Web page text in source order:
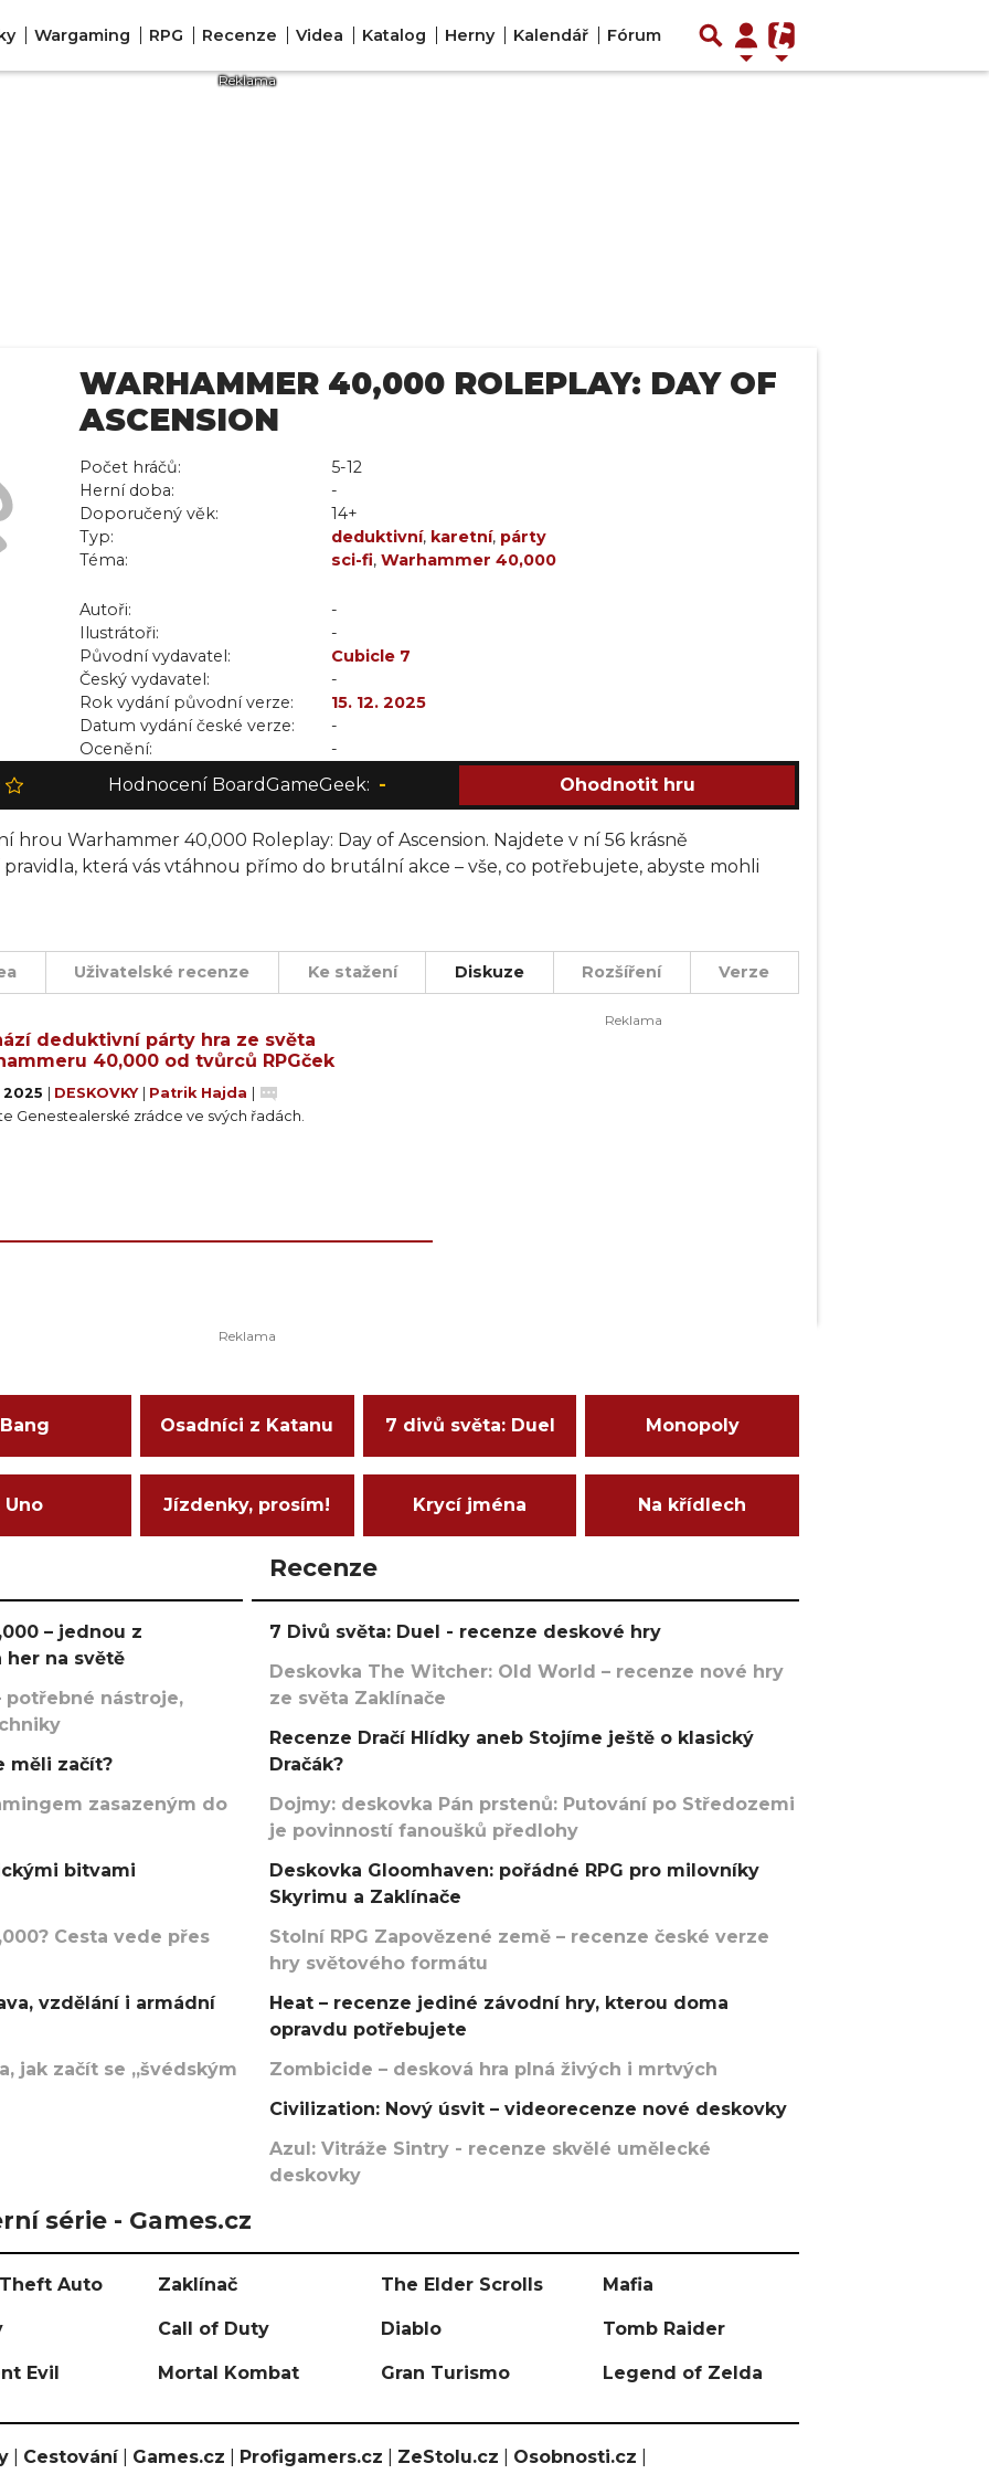
Wargaming RPG Recenze Videa Katalog Herny Kalendář Fórum
WARHAMMER 40,000 ROLEPLAY: DAY OF
ASCENSION
Počet hráčů:
5-12
Herní doba:
-
Doporučený věk:
14+
Typ:
deduktivní, karetní, párty
Téma:
sci-fi, Warhammer 40,000
Autoři:
-
Ilustrátoři:
-
Původní vydavatel:
Cubicle 7
Český vydavatel:
-
Rok vydání původní verze:
15. 12. 2025
Datum vydání české verze:
-
Ocenění:
-
Hodnocení BoardGameGeek: - Ohodnotit hru
hrou Warhammer 40,000 Roleplay: Day of Ascension. Najdete v ní 56 krásně
která vás vtáhnou přímo do brutální akce – vše, co potřebujete, abyste mohli
hra, určená pro 5–12 hráčů ve věku od 14 let, vás vyzývá, abyste odhalili zrádce skryté v
polibek a zničit loajalisty. Použijte karty osudu a speciální role, abyste zvrátili průběh
své soupeře. Každá hra nabízí nové intriky – přidejte jedinečné role, jako je Astropath,
nebo Magos Biologis, který může nahlížet do tajemství jiných hráčů, aby každá hra byla
Uživatelské recenze Ke stažení Diskuze Rozšíření Verze
deduktivní párty hra ze světa
40,000 od tvůrců RPGček
2025 DESKOVKY Patrik Hajda
Genestealerské zrádce ve svých řadách.
Bang Osadníci z Katanu 7 divů světa: Duel Monopoly
Uno Jízdenky, prosím! Krycí jména Na křídlech
– jednou z
na světě
potřebné nástroje,
měli začít?
zasazeným do
bitvami
Cesta vede přes
vzdělání i armádní
jak začít se „švédským
Recenze
7 Divů světa: Duel - recenze deskové hry
Deskovka The Witcher: Old World – recenze nové hry
ze světa Zaklínače
Recenze Dračí Hlídky aneb Stojíme ještě o klasický
Dračák?
Dojmy: deskovka Pán prstenů: Putování po Středozemi
je povinností fanoušků předlohy
Deskovka Gloomhaven: pořádné RPG pro milovníky
Skyrimu a Zaklínače
Stolní RPG Zapovězené země – recenze české verze
hry světového formátu
Heat – recenze jediné závodní hry, kterou doma
opravdu potřebujete
Zombicide – desková hra plná živých i mrtvých
Civilization: Nový úsvit – videorecenze nové deskovky
Azul: Vitráže Sintry - recenze skvělé umělecké
deskovky
série - Games.cz
Auto Zaklínač The Elder Scrolls Mafia
Call of Duty Diablo Tomb Raider
Evil Mortal Kombat Gran Turismo Legend of Zelda
Cestování| Games.cz Profigamers.cz ZeStolu.cz Osobnosti.cz